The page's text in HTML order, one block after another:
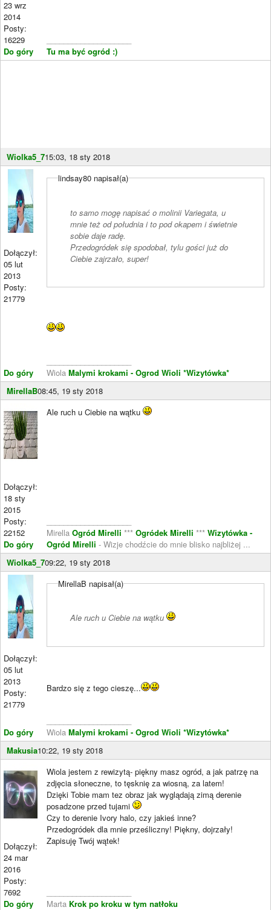
23 wrz
2014
Posty:
16229
Do góry
Tu ma być ogród :)
Wiolka5_715:03, 18 sty 2018
Dołączył:
05 lut
2013
Posty:
21779
Do góry
lindsay80 napisał(a)
to samo mogę napisać o molinii Variegata, u
mnie też od południa i to pod okapem i świetnie
sobie daje radę.
Przedogródek się spodobał, tylu gości już do
Ciebie zajrzało, super!
Wiola Malymi krokami - Ogrod Wioli *Wizytówka*
MirellaB08:45, 19 sty 2018
Dołączył:
18 sty
2015
Posty:
22152
Do góry
Ale ruch u Ciebie na wątku
Mirella Ogród Mirelli *** Ogródek Mirelli *** Wizytówka -
Ogród Mirelli - Wizje chodźcie do mnie blisko najbliżej ...
Wiolka5_709:22, 19 sty 2018
Dołączył:
05 lut
2013
Posty:
21779
Do góry
MirellaB napisał(a)
Ale ruch u Ciebie na wątku
Bardzo się z tego cieszę...
Wiola Malymi krokami - Ogrod Wioli *Wizytówka*
Makusia10:22, 19 sty 2018
Dołączył:
24 mar
2016
Posty:
7692
Do góry
Wiola jestem z rewizytą- piękny masz ogród, a jak patrzę na
zdjęcia słoneczne, to tęsknię za wiosną, za latem!
Dzięki Tobie mam tez obraz jak wyglądają zimą derenie
posadzone przed tujami
Czy to derenie Ivory halo, czy jakieś inne?
Przedogródek dla mnie prześliczny! Piękny, dojrzały!
Zapisuję Twój wątek!
Marta Krok po kroku w tym natłoku